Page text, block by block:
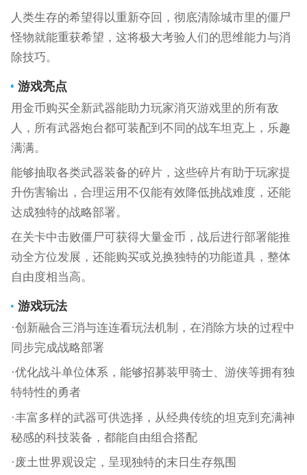
人类生存的希望得以重新夺回，彻底清除城市里的僵尸
怪物就能重获希望，这将极大考验人们的思维能力与消
除技巧。
游戏亮点
用金币购买全新武器能助力玩家消灭游戏里的所有敌
人，所有武器炮台都可装配到不同的战车坦克上，乐趣
满满。
能够抽取各类武器装备的碎片，这些碎片有助于玩家提
升伤害输出，合理运用不仅能有效降低挑战难度，还能
达成独特的战略部署。
在关卡中击败僵尸可获得大量金币，战后进行部署能推
动全方位发展，还能购买或兑换独特的功能道具，整体
自由度相当高。
游戏玩法
·创新融合三消与连连看玩法机制，在消除方块的过程中
同步完成战略部署
·优化战斗单位体系，能够招募装甲骑士、游侠等拥有独
特特性的勇者
·丰富多样的武器可供选择，从经典传统的坦克到充满神
秘感的科技装备，都能自由组合搭配
·废土世界观设定，呈现独特的末日生存氛围